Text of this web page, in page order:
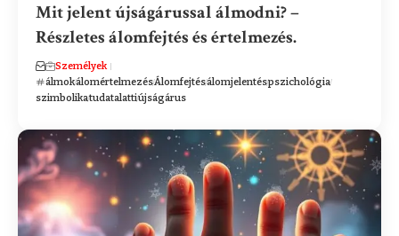
Mit jelent újságárussal álmodni? –
Részletes álomfejtés és értelmezés.
Személyek
álmokálomértelmezésÁlomfejtésálomjelentéspszichológia
szimbolikatudatalattiújságárus